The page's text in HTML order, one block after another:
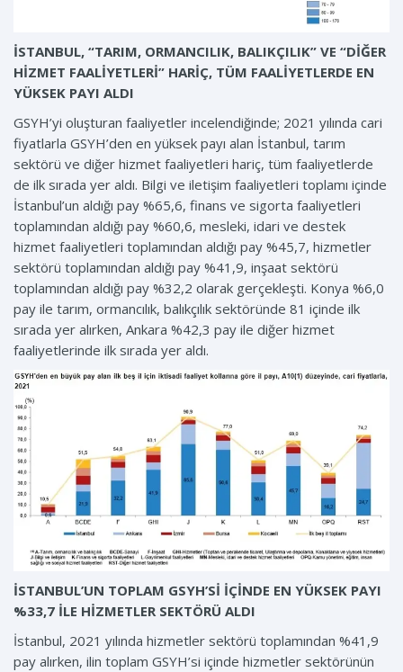
İSTANBUL, “TARIM, ORMANCILIK, BALIKÇILIK” VE “DİĞER
HİZMET FAALİYETLERİ” HARİÇ, TÜM FAALİYETLERDE EN
YÜKSEK PAYI ALDI
GSYH’yi oluşturan faaliyetler incelendiğinde; 2021 yılında cari
fiyatlarla GSYH’den en yüksek payı alan İstanbul, tarım
sektörü ve diğer hizmet faaliyetleri hariç, tüm faaliyetlerde
de ilk sırada yer aldı. Bilgi ve iletişim faaliyetleri toplamı içinde
İstanbul’un aldığı pay %65,6, finans ve sigorta faaliyetleri
toplamından aldığı pay %60,6, mesleki, idari ve destek
hizmet faaliyetleri toplamından aldığı pay %45,7, hizmetler
sektörü toplamından aldığı pay %41,9, inşaat sektörü
toplamından aldığı pay %32,2 olarak gerçekleşti. Konya %6,0
pay ile tarım, ormancılık, balıkçılık sektöründe 81 içinde ilk
sırada yer alırken, Ankara %42,3 pay ile diğer hizmet
faaliyetlerinde ilk sırada yer aldı.
İSTANBUL’UN TOPLAM GSYH’Sİ İÇİNDE EN YÜKSEK PAYI
%33,7 İLE HİZMETLER SEKTÖRÜ ALDI
İstanbul, 2021 yılında hizmetler sektörü toplamından %41,9
pay alırken, ilin toplam GSYH’si içinde hizmetler sektörünün